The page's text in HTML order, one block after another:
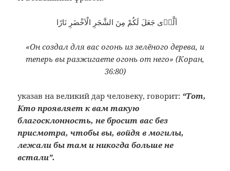
اَلَّذٖى جَعَلَ لَكُمْ مِنَ الشَّجَرِ الْاَخْضَرِ نَارًا
«Он создал для вас огонь из зелёного дерева, и
теперь вы разжигаете огонь от него» (Коран,
36:80)
указав на великий дар человеку, говорит: “Тот,
Кто проявляет к вам такую
благосклонность, не бросит вас без
присмотра, чтобы вы, войдя в могилы,
лежали бы там и никогда больше не
встали”.